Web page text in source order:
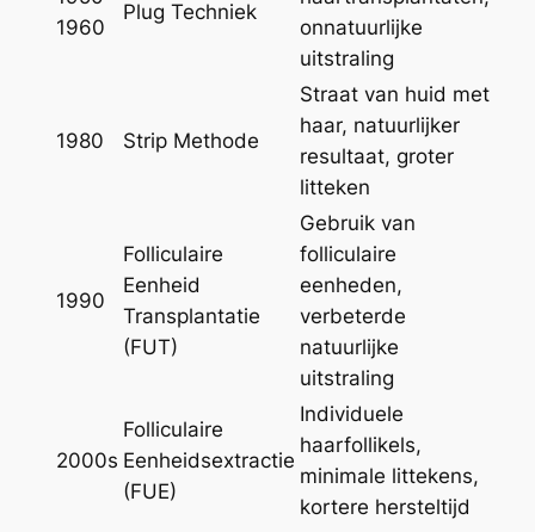
1960
Plug Techniek
onnatuurlijke
uitstraling
1980 Strip Methode
Straat van huid met
haar, natuurlijker
resultaat, groter
litteken
1990
Folliculaire
Eenheid
Transplantatie
(FUT)
Gebruik van
folliculaire
eenheden,
verbeterde
natuurlijke
uitstraling
2000s
Folliculaire
Eenheidsextractie
(FUE)
Individuele
haarfollikels,
minimale littekens,
kortere hersteltijd